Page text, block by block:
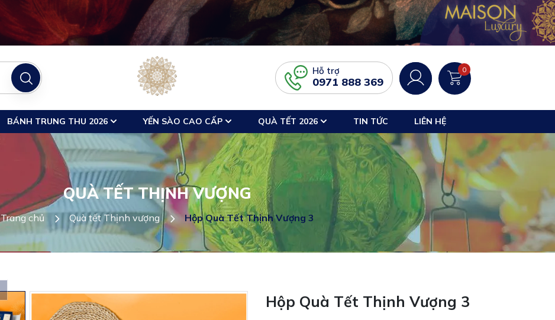
Hỗ trợ
0971 888 369
0
BÁNH TRUNG THU 2026 YẾN SÀO CAO CẤP QUÀ TẾT 2026 TIN TỨC LIÊN HỆ
QUÀ TẾT THỊNH VƯỢNG
Trang chủ Quà tết Thịnh vượng Hộp Quà Tết Thịnh Vượng 3
Hộp Quà Tết Thịnh Vượng 3